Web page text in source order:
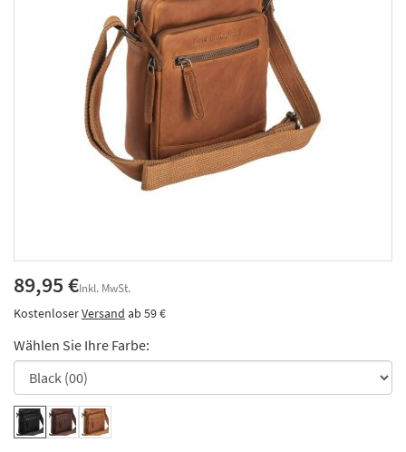
89,95 €Inkl. MwSt.
KostenloserVersand ab 59 €
Wählen Sie Ihre Farbe: